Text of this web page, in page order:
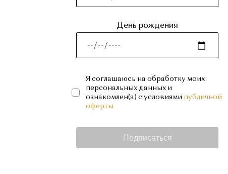
День рождения
Я соглашаюсь на обработку моих
персональных данных и
ознакомлен(а) с условиями публичной
оферты
Подписаться